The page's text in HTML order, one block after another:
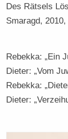
Des Rätsels
Smaragd,
Rebekka: „Ein
Dieter: „Vom
Rebekka:
Dieter: